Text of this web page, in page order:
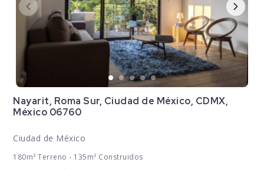
Nayarit, Roma Sur, Ciudad de México, CDMX,
México 06760
Ciudad de México
180m² Terreno - 135m² Construidos